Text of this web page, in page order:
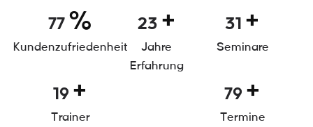
94 %
Kundenzufriedenheit
29 +
Jahre
Erfahrung
39 +
Seminare
24 +
Trainer
97 +
Termine